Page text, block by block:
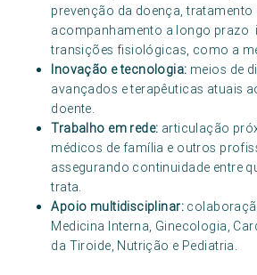
prevenção da doença, tratamento
acompanhamento a longo prazo
transições fisiológicas, como a
Inovação e tecnologia: meios de
avançados e terapêuticas atuais
doente.
Trabalho em rede: articulação
médicos de família e outros
assegurando continuidade entre
trata.
Apoio multidisciplinar:
Medicina Interna, Ginecologia,
da Tiroide, Nutrição e Pediatria.